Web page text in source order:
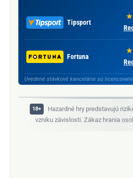
Tipsport
Fortuna
Uvedené stávkové kancelárie sú
Hazardné hry predstavujú
vzniku závislosti. Zákaz hrania